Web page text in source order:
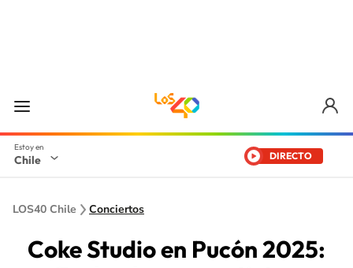
Chile DIRECTO
LOS40 Chile Conciertos
Coke Studio en Pucón 2025: